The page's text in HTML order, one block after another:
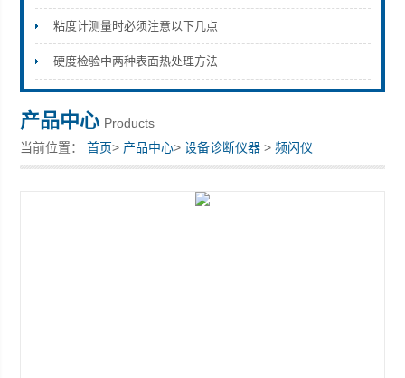
粘度计测量时必须注意以下几点
硬度检验中两种表面热处理方法
产品中心 Products
当前位置：首页> 产品中心>设备诊断仪器 >频闪仪